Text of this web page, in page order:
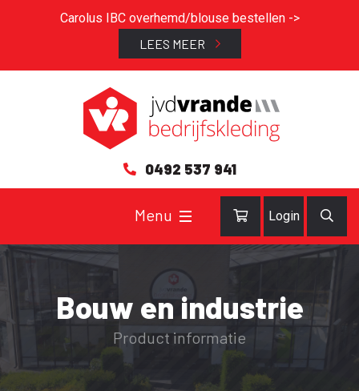
Carolus IBC overhemd/blouse bestellen ->
LEES MEER
0492 537 941
Login
Bouw en industrie
Product informatie